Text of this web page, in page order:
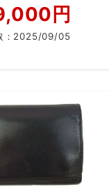
円
2025/09/05